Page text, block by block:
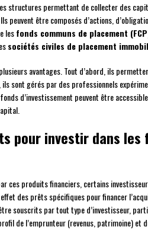
structures permettant de collecter des
peuvent être composés d’actions,
lesfonds communs de placement
sociétés civiles de placement
avantages. Tout d’abord, ils
sont gérés par des professionnels
d’investissement peuvent être
pour investir dans les
ces produits financiers, certains
effet des prêts spécifiques pour financer
souscrits par tout type d’investisseur,
de l’emprunteur (revenus, patrimoine) et